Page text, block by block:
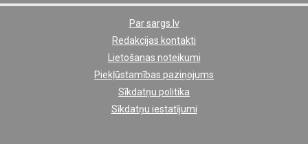
Par sargs.lv
Redakcijas kontakti
Lietošanas noteikumi
Piekļūstamības paziņojums
Sīkdatņu politika
Sīkdatņu iestatījumi